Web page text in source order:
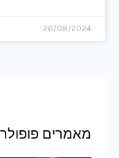
26/08/2024
מאמרים פופולריים